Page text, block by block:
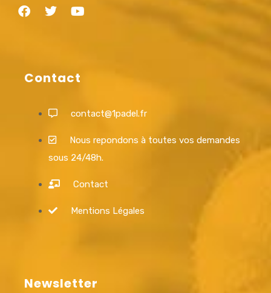
Contact
contact@1padel.fr
Nous repondons à toutes vos demandes
sous 24/48h.
Contact
Mentions Légales
Newsletter